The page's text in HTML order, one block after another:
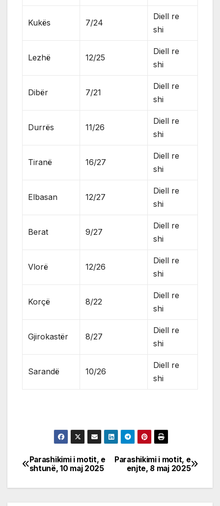
Kukës 7/24
Diell re
shi
Lezhë 12/25
Diell re
shi
Dibër 7/21
Diell re
shi
Durrës 11/26
Diell re
shi
Tiranë 16/27
Diell re
shi
Elbasan 12/27
Diell re
shi
Berat 9/27
Diell re
shi
Vlorë 12/26
Diell re
shi
Korçë 8/22
Diell re
shi
Gjirokastër 8/27
Diell re
shi
Sarandë 10/26
Diell re
shi
Post
navigation
Parashikimi i motit, e
enjte, 8 maj 2025
Parashikimi i motit, e
shtunë, 10 maj 2025